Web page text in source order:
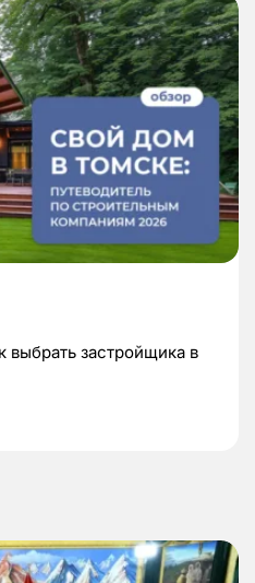
застройщика в